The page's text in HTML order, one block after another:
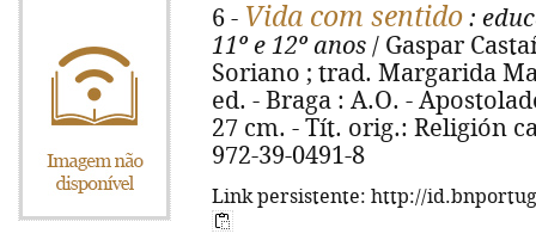
6 - Vida com sentido :
11º e 12º anos / Gaspar
Soriano ; trad. Margarida
ed. - Braga : A.O. -
27 cm. - Tít. orig.: Religión
972-39-0491-8
Link persistente: http://